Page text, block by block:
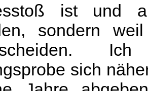
ist und
sondern
sich